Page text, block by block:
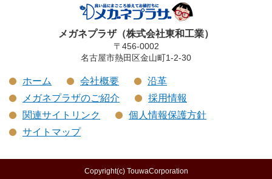
メガネプラザ（株式会社東和工業）
〒456-0002
名古屋市熱田区金山町1-2-30
ホーム 会社概要
沿革
メガネプラザのご紹介
採用情報
関連サイトリンク
個人情報保護方針
サイトマップ
Copyright(c) TouwaCorporation